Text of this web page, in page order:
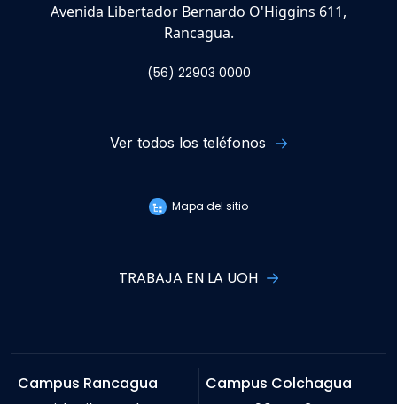
Avenida Libertador Bernardo O'Higgins 611,
Rancagua.
(56) 22903 0000
Ver todos los teléfonos
Mapa del sitio
TRABAJA EN LA UOH
Campus Rancagua
Campus Colchagua